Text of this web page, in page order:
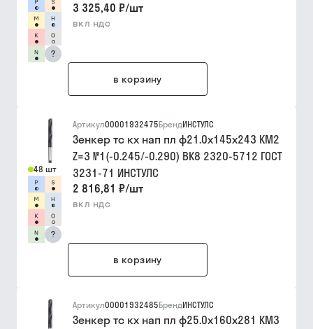
?
3 325,40 ₽/шт
вкл ндс
в корзину
48 шт
?
Артикул00001932475БрендИНСТУЛС
Зенкер тс кх нап пл ф21.0х145х243 КМ2
Z=3 №1(-0.245/-0.290) ВК8 2320-5712 ГОСТ
3231-71 ИНСТУЛС
2 816,81 ₽/шт
вкл ндс
в корзину
Артикул00001932485БрендИНСТУЛС
Зенкер тс кх нап пл ф25.0х160х281 КМ3